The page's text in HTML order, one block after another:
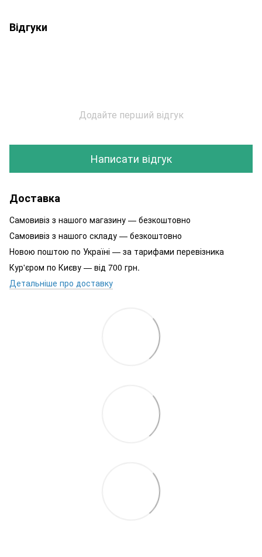
Відгуки
Додайте перший відгук
Написати відгук
Доставка
Самовивіз з нашого магазину — безкоштовно
Самовивіз з нашого складу — безкоштовно
Новою поштою по Україні — за тарифами перевізника
Кур'єром по Києву — від 700 грн.
Детальніше про доставку